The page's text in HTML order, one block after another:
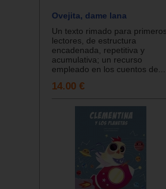
Ovejita, dame lana
Un texto rimado para primeros
lectores, de estructura
encadenada, repetitiva y
acumulativa; un recurso
empleado en los cuentos de...
14.00 €